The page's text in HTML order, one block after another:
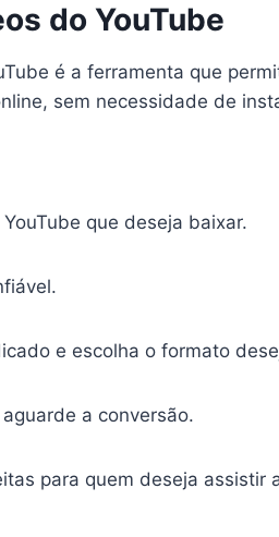
do YouTube
é a ferramenta que
sem necessidade de
que deseja baixar.
e escolha o formato
a conversão.
para quem deseja assistir